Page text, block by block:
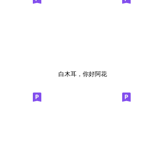
白木耳，你好阿花